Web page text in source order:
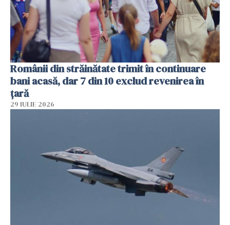
Românii din străinătate trimit în continuare
bani acasă, dar 7 din 10 exclud revenirea în
țară
29 IULIE 2026